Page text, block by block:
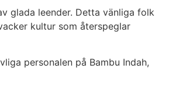
glada leender. Detta vänliga folk
kultur som återspeglar